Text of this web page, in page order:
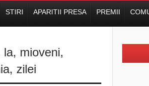
STIRI APARITII PRESA PREMII
la, mioveni,
, zilei